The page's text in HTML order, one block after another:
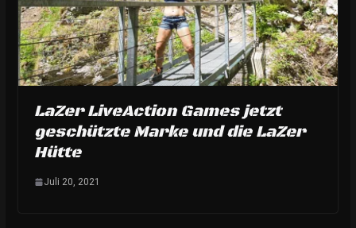
LaZer LiveAction Games jetzt
geschützte Marke und die LaZer
Hütte
Juli 20, 2021